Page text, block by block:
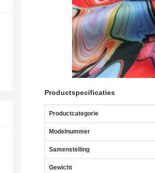
Productspecificaties
Productcategorie
Modelnummer
Samenstelling
Gewicht